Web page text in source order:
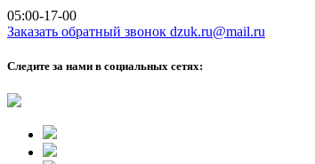
05:00-17-00
Заказать обратный звонок dzuk.ru@mail.ru
Следите за нами в социальных сетях: